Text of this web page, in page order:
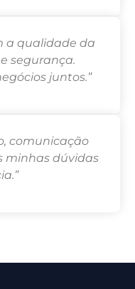
a qualidade da
segurança.
juntos.”
comunicação
minhas dúvidas